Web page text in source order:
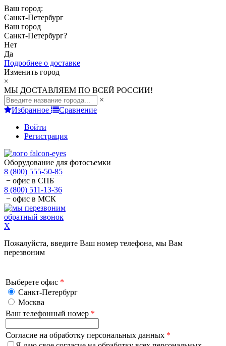
Ваш город:
Санкт-Петербург
Ваш город
Санкт-Петербург?
Нет
Да
Подробнее о доставке
Изменить город
×
МЫ ДОСТАВЛЯЕМ ПО ВСЕЙ РОССИИ!
×
Избранное
Сравнение
Войти
Регистрация
Оборудование для фотосъемки
8 (800) 555-50-85
− офис в СПБ
8 (800) 511-13-36
− офис в МСК
обратный звонок
X
Пожалуйста, введите Ваш номер телефона, мы Вам
перезвоним
Выберете офис *
Санкт-Петербург
Москва
Ваш телефонный номер *
Согласие на обработку персональных данных *